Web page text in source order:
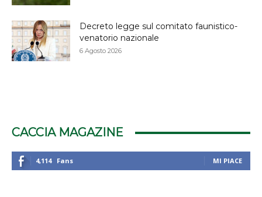
Decreto legge sul comitato faunistico-
venatorio nazionale
6 Agosto 2026
CACCIA MAGAZINE
4,114 Fans MI PIACE